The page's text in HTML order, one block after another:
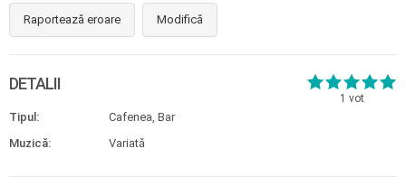
Raportează eroare Modifică
1 vot
DETALII
Tipul:
Cafenea, Bar
Muzică:
Variată